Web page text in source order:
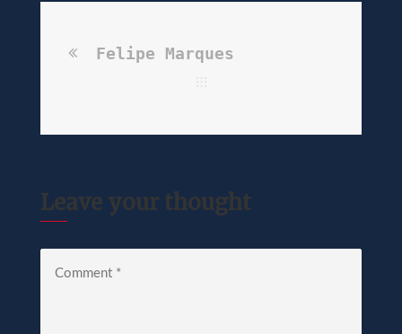
Felipe Marques
Leave your thought